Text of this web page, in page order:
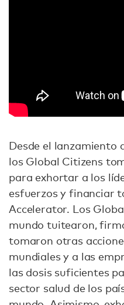
Desde el lanzamiento
los Global Citizens
para exhortar a los
esfuerzos y financiar
Accelerator. Los
mundo tuitearon,
tomaron otras
mundiales y a las
las dosis suficientes
sector salud de los